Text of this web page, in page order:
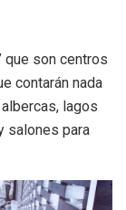
que son centros
contarán nada
lagos
salones para